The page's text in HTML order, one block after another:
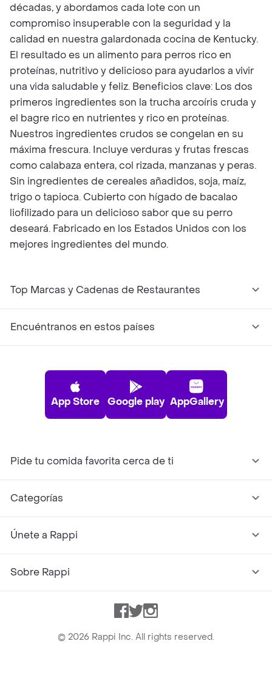
décadas, y abordamos cada lote con un
compromiso insuperable con la seguridad y la
calidad en nuestra galardonada cocina de Kentucky.
El resultado es un alimento para perros rico en
proteínas, nutritivo y delicioso para ayudarlos a vivir
una vida saludable y feliz. Beneficios clave: Los dos
primeros ingredientes son la trucha arcoíris cruda y
el bagre rico en nutrientes y rico en proteínas.
Nuestros ingredientes crudos se congelan en su
máxima frescura. Incluye verduras y frutas frescas
como calabaza entera, col rizada, manzanas y peras.
Sin ingredientes de cereales añadidos, soja, maíz,
trigo o tapioca. Cubierto con hígado de bacalao
liofilizado para un delicioso sabor que su perro
deseará. Fabricado en los Estados Unidos con los
mejores ingredientes del mundo.
Top Marcas y Cadenas de Restaurantes
Encuéntranos en estos países
App Store Google play AppGallery
Pide tu comida favorita cerca de ti
Categorías
Únete a Rappi
Sobre Rappi
Facebook
TwitterInstagram
© 2026 Rappi Inc. All rights reserved.